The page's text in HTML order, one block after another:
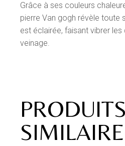
Grâce à ses couleurs
pierre Van gogh révèle toute
est éclairée, faisant vibrer
veinage.
PRODUITS